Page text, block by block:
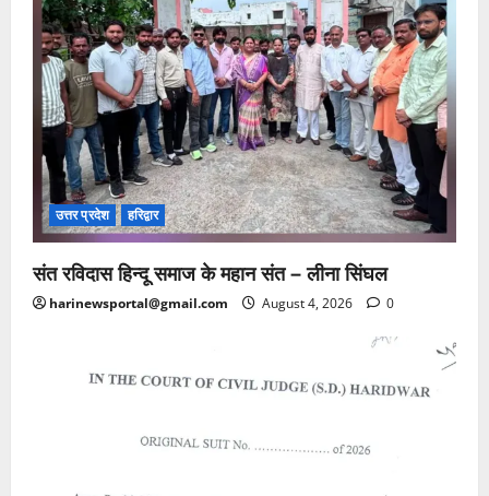
उत्तर प्रदेश हरिद्वार
संत रविदास हिन्दू समाज के महान संत – लीना सिंघल
harinewsportal@gmail.com August 4, 2026 0